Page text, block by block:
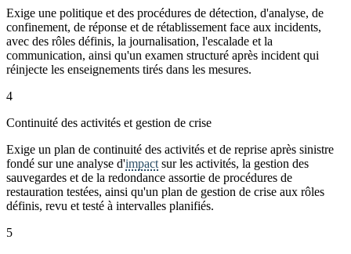
Exige une politique et des procédures de détection, d'analyse, de
confinement, de réponse et de rétablissement face aux incidents,
avec des rôles définis, la journalisation, l'escalade et la
communication, ainsi qu'un examen structuré après incident qui
réinjecte les enseignements tirés dans les mesures.
4
Continuité des activités et gestion de crise
Exige un plan de continuité des activités et de reprise après sinistre
fondé sur une analyse d'impact sur les activités, la gestion des
sauvegardes et de la redondance assortie de procédures de
restauration testées, ainsi qu'un plan de gestion de crise aux rôles
définis, revu et testé à intervalles planifiés.
5